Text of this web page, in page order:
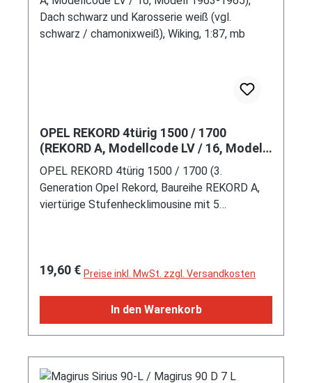
OPEL REKORD 4türig 1500 / 1700
(REKORD A, Modellcode LV / 16, Modell
1963-1965), Dach schwarz und
Karosserie weiß (vgl. schwarz /
chamonixweiß), Wiking, 1:87, mb
OPEL REKORD 4türig 1500 / 1700 (3.
Generation Opel Rekord, Baureihe REKORD A,
viertürige Stufenhecklimousine mit 5
Streben zu 12 Öffnungen pro Reihe und breiter
Lüftungsschlitzen mit Schiftzug OPEL,
rechteckige Rückleuchtenleiste mit um die
Ecke geführten Blinker, Ausstattungslinie 4türig
1500 Standard: durchgehende Sitzbank vorne
mit einzelnen Rückenlehnen und fünffach
Regulärer Preis:
19,60 € Preise inkl. MwSt. zzgl. Versandkosten
In den Warenkorb